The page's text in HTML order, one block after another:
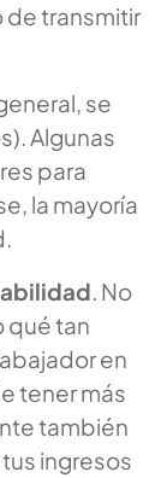
de transmitir
se
Algunas
para
la mayoría
. No
qué tan
en
tener más
también
ingresos